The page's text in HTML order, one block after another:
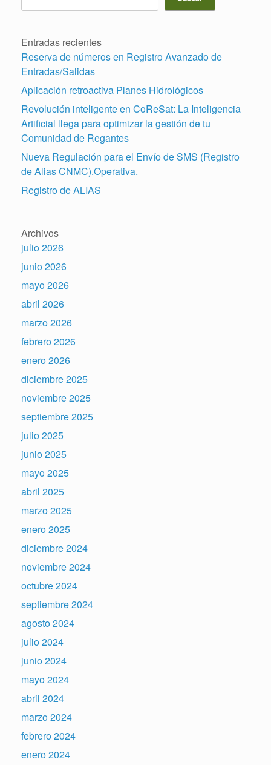
Entradas recientes
Reserva de números en Registro Avanzado de
Entradas/Salidas
Aplicación retroactiva Planes Hidrológicos
Revolución inteligente en CoReSat: La Inteligencia
Artificial llega para optimizar la gestión de tu
Comunidad de Regantes
Nueva Regulación para el Envío de SMS (Registro
de Alias CNMC).Operativa.
Registro de ALIAS
Archivos
julio 2026
junio 2026
mayo 2026
abril 2026
marzo 2026
febrero 2026
enero 2026
diciembre 2025
noviembre 2025
septiembre 2025
julio 2025
junio 2025
mayo 2025
abril 2025
marzo 2025
enero 2025
diciembre 2024
noviembre 2024
octubre 2024
septiembre 2024
agosto 2024
julio 2024
junio 2024
mayo 2024
abril 2024
marzo 2024
febrero 2024
enero 2024